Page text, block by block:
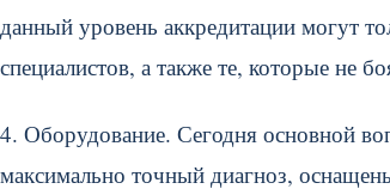
данный уровень аккредитации могут
специалистов, а также те, которые не
4. Оборудование. Сегодня основной
максимально точный диагноз,